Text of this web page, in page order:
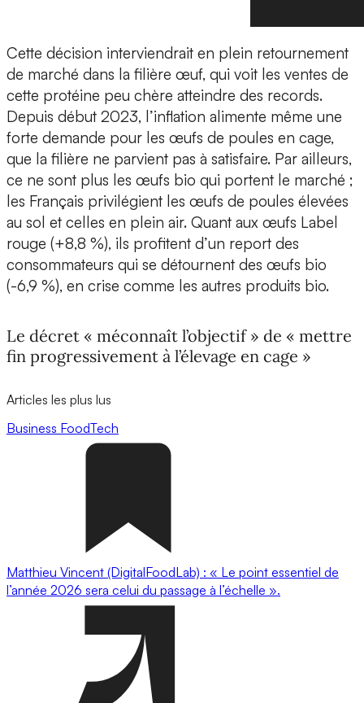
Cette décision interviendrait en plein retournement
de marché dans la filière œuf, qui voit les ventes de
cette protéine peu chère atteindre des records.
Depuis début 2023, l’inflation alimente même une
forte demande pour les œufs de poules en cage,
que la filière ne parvient pas à satisfaire. Par ailleurs,
ce ne sont plus les œufs bio qui portent le marché ;
les Français privilégient les œufs de poules élevées
au sol et celles en plein air. Quant aux œufs Label
rouge (+8,8 %), ils profitent d’un report des
consommateurs qui se détournent des œufs bio
(-6,9 %), en crise comme les autres produits bio.
Le décret « méconnaît l’objectif » de « mettre
fin progressivement à l’élevage en cage »
Articles les plus lus
Business FoodTech
Matthieu Vincent (DigitalFoodLab) : « Le point essentiel de
l’année 2026 sera celui du passage à l’échelle ».